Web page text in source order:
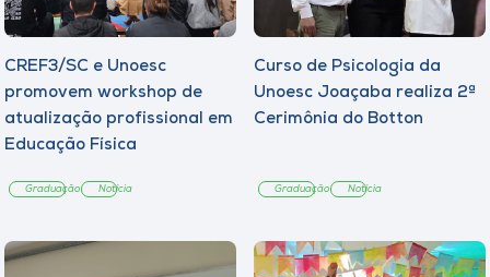
CREF3/SC e Unoesc
promovem workshop de
atualização profissional em
Educação Física
Graduação Notícia
Curso de Psicologia da
Unoesc Joaçaba realiza 2ª
Cerimônia do Botton
Graduação Notícia